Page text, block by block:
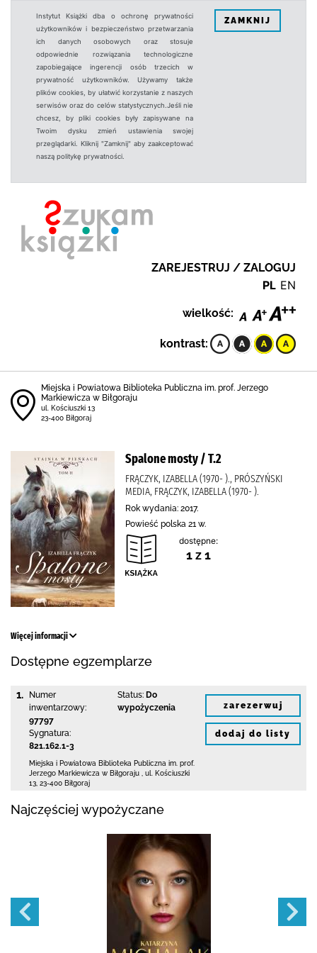
Instytut Książki dba o ochronę prywatności
użytkowników i bezpieczeństwo przetwarzania
ich danych osobowych oraz stosuje
odpowiednie rozwiązania technologiczne
zapobiegające ingerencji osób trzecich w
prywatność użytkowników. Używamy także
plików cookies, by ułatwić korzystanie z naszych
serwisów oraz do celów statystycznych.Jeśli nie
chcesz, by pliki cookies były zapisywane na
Twoim dysku zmień ustawienia swojej
przeglądarki. Kliknij "Zamknij" aby zaakceptować
naszą politykę prywatności.
ZAMKNIJ
ZAREJESTRUJ / ZALOGUJ
PL EN
wielkość:
kontrast:
Miejska i Powiatowa Biblioteka Publiczna im. prof. Jerzego
Markiewicza w Biłgoraju
ul. Kościuszki 13
23-400 Biłgoraj
Spalone mosty / T.2
FRĄCZYK, IZABELLA (1970- )., PRÓSZYŃSKI
MEDIA, FRĄCZYK, IZABELLA (1970- ).
Rok wydania: 2017.
Powieść polska 21 w.
dostępne:
1 z 1
Więcej informacji
Dostępne egzemplarze
1.
Numer
inwentarzowy:
97797
Sygnatura:
821.162.1-3
Status: Do
wypożyczenia
Miejska i Powiatowa Biblioteka Publiczna im. prof.
Jerzego Markiewicza w Biłgoraju
ul. Kościuszki
13 23-400 Biłgoraj
zarezerwuj
dodaj do listy
Najczęściej wypożyczane